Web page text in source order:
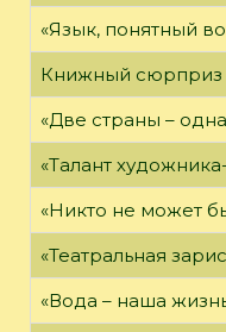
«Язык, понятный
Книжный сюрприз
«Две страны –
«Талант
«Никто не может
«Театральная
«Вода – наша